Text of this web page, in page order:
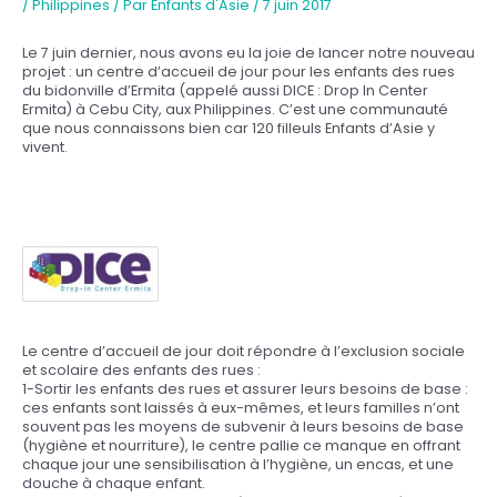
/ Philippines / Par Enfants d'Asie / 7 juin 2017
Le 7 juin dernier, nous avons eu la joie de lancer notre nouveau
projet : un centre d’accueil de jour pour les enfants des rues
du bidonville d’Ermita (appelé aussi DICE : Drop In Center
Ermita) à Cebu City, aux Philippines. C’est une communauté
que nous connaissons bien car 120 filleuls Enfants d’Asie y
vivent.
Le centre d’accueil de jour doit répondre à l’exclusion sociale
et scolaire des enfants des rues :
1-Sortir les enfants des rues et assurer leurs besoins de base :
ces enfants sont laissés à eux-mêmes, et leurs familles n’ont
souvent pas les moyens de subvenir à leurs besoins de base
(hygiène et nourriture), le centre pallie ce manque en offrant
chaque jour une sensibilisation à l’hygiène, un encas, et une
douche à chaque enfant.